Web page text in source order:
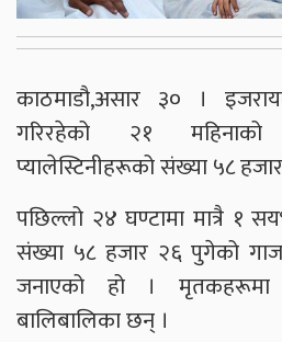
काठमाडौ,असार ३० ।
गरिरहेको २१ महिनाको
प्यालेस्टिनीहरूको संख्या ५८
पछिल्लो २४ घण्टामा मात्रै १
संख्या ५८ हजार २६ पुगेको
जनाएको हो ।
बालिबालिका छन् ।